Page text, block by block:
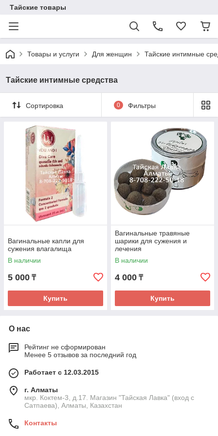
Тайские товары
Товары и услуги Для женщин Тайские интимные
Тайские интимные средства
Сортировка 0 Фильтры
Вагинальные капли для
сужения влагалища
В наличии
5 000 ₸
Купить
Вагинальные травяные
шарики для сужения и
лечения
В наличии
4 000 ₸
Купить
О нас
Рейтинг не сформирован
Менее 5 отзывов за последний год
Работает с 12.03.2015
г. Алматы
мкр. Коктем-3, д.17. Магазин "Тайская Лавка" (вход с
Сатпаева), Алматы, Казахстан
Контакты